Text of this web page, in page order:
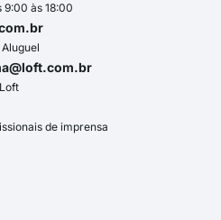
às 18:00
de imprensa